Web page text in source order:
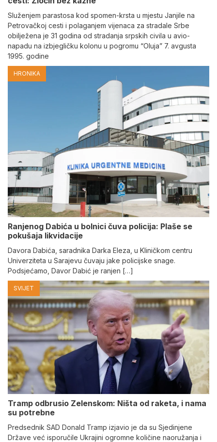
Služenjem parastosa kod spomen-krsta u mjestu Janjile na
Petrovačkoj cesti i polaganjem vijenaca za stradale Srbe
obilježena je 31 godina od stradanja srpskih civila u avio-
napadu na izbjegličku kolonu u pogromu “Oluja” 7. avgusta
1995. godine
HRONIKA
Ranjenog Dabića u bolnici čuva policija: Plaše se
pokušaja likvidacije
Davora Dabića, saradnika Darka Eleza, u Kliničkom centru
Univerziteta u Sarajevu čuvaju jake policijske snage.
Podsjećamo, Davor Dabić je ranjen […]
SVIJET
Tramp odbrusio Zelenskom: Ništa od raketa, i nama
su potrebne
Predsednik SAD Donald Tramp izjavio je da su Sjedinjene
Države već isporučile Ukrajini ogromne količine naoružanja i